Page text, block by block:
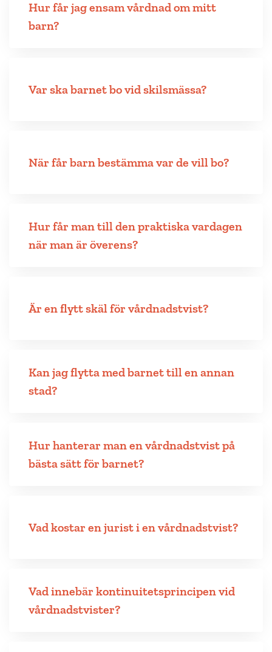
Hur får jag ensam vårdnad om mitt
barn?
Var ska barnet bo vid skilsmässa?
När får barn bestämma var de vill bo?
Hur får man till den praktiska vardagen
när man är överens?
Är en flytt skäl för vårdnadstvist?
Kan jag flytta med barnet till en annan
stad?
Hur hanterar man en vårdnadstvist på
bästa sätt för barnet?
Vad kostar en jurist i en vårdnadstvist?
Vad innebär kontinuitetsprincipen vid
vårdnadstvister?